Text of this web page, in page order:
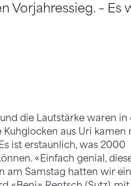
Vorjahressieg. – Es
die Lautstärke waren in
aus Uri kamen
ist erstaunlich, was 2000
«Einfach genial,
am Samstag hatten wir ein